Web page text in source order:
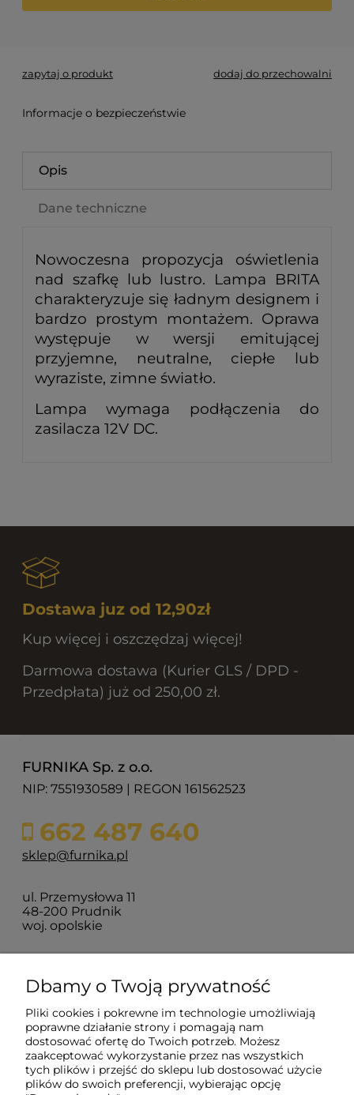
zapytaj o produkt dodaj do przechowalni
Informacje o bezpieczeństwie
Opis
Dane techniczne
Nowoczesna propozycja oświetlenia
nad szafkę lub lustro. Lampa BRITA
charakteryzuje się ładnym designem i
bardzo prostym montażem. Oprawa
występuje w wersji emitującej
przyjemne, neutralne, ciepłe lub
wyraziste, zimne światło.
Lampa wymaga podłączenia do
zasilacza 12V DC.
Dostawa juz od 12,90zł
Kup więcej i oszczędzaj więcej!
Darmowa dostawa (Kurier GLS / DPD -
Przedpłata) już od 250,00 zł.
FURNIKA Sp. z o.o.
NIP: 7551930589 | REGON 161562523
662 487 640
sklep@furnika.pl
ul. Przemysłowa 11
48-200 Prudnik
woj. opolskie
Zakupy
Pomoc
Moje konto
Dbamy o Twoją prywatność
Pliki cookies i pokrewne im technologie umożliwiają
poprawne działanie strony i pomagają nam
dostosować ofertę do Twoich potrzeb. Możesz
zaakceptować wykorzystanie przez nas wszystkich
tych plików i przejść do sklepu lub dostosować użycie
plików do swoich preferencji, wybierając opcję